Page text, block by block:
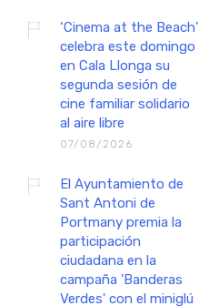
‘Cinema at the Beach’
celebra este domingo
en Cala Llonga su
segunda sesión de
cine familiar solidario
al aire libre
07/08/2026
El Ayuntamiento de
Sant Antoni de
Portmany premia la
participación
ciudadana en la
campaña 'Banderas
Verdes' con el miniglú